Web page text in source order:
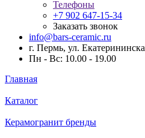
Телефоны
+7 902 647-15-34
Заказать звонок
info@bars-ceramic.ru
г. Пермь, ул.
Пн - Вс: 10.00 - 19.00
Главная
Каталог
Керамогранит бренды